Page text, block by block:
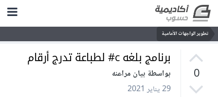
تطوير الواجهات الأمامية
0
برنامج بلغه c# لطباعة تدرج أرقام
بواسطة بيان مراعنه
29 يناير 2021